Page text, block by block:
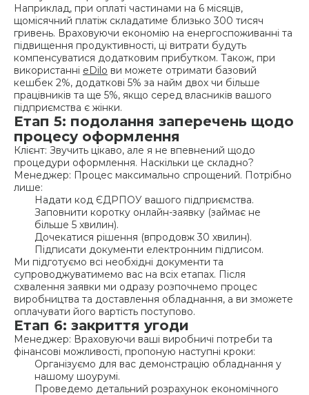
Наприклад, при оплаті частинами на 6 місяців,
щомісячний платіж складатиме близько 300 тисяч
гривень. Враховуючи економію на енергоспоживанні та
підвищення продуктивності, ці витрати будуть
компенсуватися додатковим прибутком. Також, при
використанні eDilo ви можете отримати базовий
кешбек 2%, додаткові 5% за найм двох чи більше
працівників та ще 5%, якщо серед власників вашого
підприємства є жінки.
Етап 5: подолання заперечень щодо
процесу оформлення
Клієнт: Звучить цікаво, але я не впевнений щодо
процедури оформлення. Наскільки це складно?
Менеджер: Процес максимально спрощений. Потрібно
лише:
Надати код ЄДРПОУ вашого підприємства.
Заповнити коротку онлайн-заявку (займає не
більше 5 хвилин).
Дочекатися рішення (впродовж 30 хвилин).
Підписати документи електронним підписом.
Ми підготуємо всі необхідні документи та
супроводжуватимемо вас на всіх етапах. Після
схвалення заявки ми одразу розпочнемо процес
виробництва та доставлення обладнання, а ви зможете
оплачувати його вартість поступово.
Етап 6: закриття угоди
Менеджер: Враховуючи ваші виробничі потреби та
фінансові можливості, пропоную наступні кроки:
Організуємо для вас демонстрацію обладнання у
нашому шоурумі.
Проведемо детальний розрахунок економічного